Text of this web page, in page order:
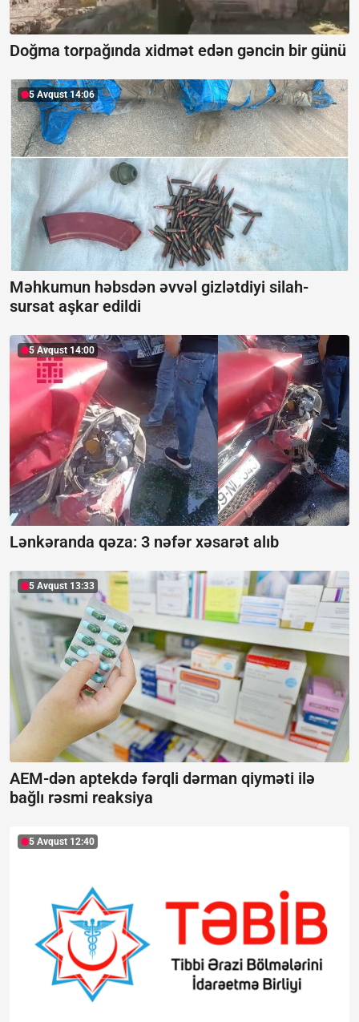
Doğma torpağında xidmət edən gəncin bir günü
5 Avqust 14:06
Məhkumun həbsdən əvvəl gizlətdiyi silah-
sursat aşkar edildi
5 Avqust 14:00
Lənkəranda qəza: 3 nəfər xəsarət alıb
5 Avqust 13:33
AEM-dən aptekdə fərqli dərman qiyməti ilə
bağlı rəsmi reaksiya
5 Avqust 12:40